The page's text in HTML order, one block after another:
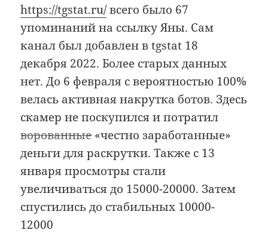
https://tgstat.ru/всего было 67
упоминаний на ссылку Яны. Сам
канал был добавлен в tgstat 18
декабря 2022. Более старых данных
нет. До 6 февраля с вероятностью 100%
велась активная накрутка ботов. Здесь
скамер не поскупился и потратил
ворованные«честно заработанные»
деньги для раскрутки. Также с 13
января просмотры стали
увеличиваться до 15000-20000. Затем
спустились до стабильных 10000-
12000